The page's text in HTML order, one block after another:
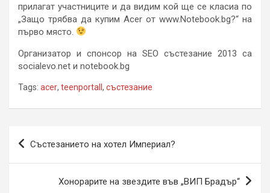
прилагат участниците и да видим кой ще се класиа по
„Защо трябва да купим Acer от www.Notebook.bg?“ на
първо място.
Организатор и спонсор на SEO състезание 2013 са
socialevo.net и notebook.bg
Tags: acer, teenportall , състезание
Навигация
Състезанието на хотел Империал?
Хонорарите на звездите във „ВИП Брадър“